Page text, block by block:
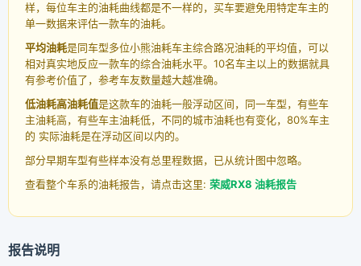
样，每位车主的油耗曲线都是不一样的，买车要避免用特定车主的
单一数据来评估一款车的油耗。
平均油耗是同车型多位小熊油耗车主综合路况油耗的平均值，可以
相对真实地反应一款车的综合油耗水平。10名车主以上的数据就具
有参考价值了，参考车友数量越大越准确。
低油耗高油耗值是这款车的油耗一般浮动区间，同一车型，有些车
主油耗高，有些车主油耗低，不同的城市油耗也有变化，80%车主
的 实际油耗是在浮动区间以内的。
部分早期车型有些样本没有总里程数据，已从统计图中忽略。
查看整个车系的油耗报告，请点击这里: 荣威RX8 油耗报告
报告说明